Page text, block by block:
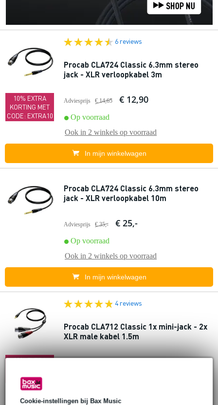
Cookie-instellingen bij Bax Music
10% EXTRA
KORTING MET
CODE: EXTRA10
6 reviews
Procab CLA724 Classic 6.3mm stereo
jack - XLR verloopkabel 3m
Adviesprijs € 14,65 € 12,90
Op voorraad
Ook in 2 winkels op voorraad
In mijn winkelwagen
Procab CLA724 Classic 6.3mm stereo
jack - XLR verloopkabel 10m
Adviesprijs € 35,- € 25,-
Op voorraad
Ook in 2 winkels op voorraad
In mijn winkelwagen
10% EXTRA
CODE: EXTRA10
4 reviews
Procab CLA712 Classic 1x mini-jack - 2x
XLR male kabel 1.5m
€ 6,-